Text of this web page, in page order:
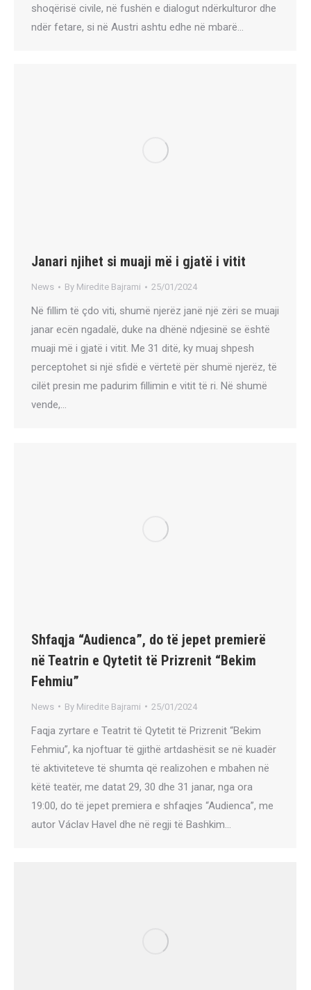
shoqërisë civile, në fushën e dialogut ndërkulturor dhe
ndër fetare, si në Austri ashtu edhe në mbarë…
Janari njihet si muaji më i gjatë i vitit
News By Miredite Bajrami 25/01/2024
Në fillim të çdo viti, shumë njerëz janë një zëri se muaji
janar ecën ngadalë, duke na dhënë ndjesinë se është
muaji më i gjatë i vitit. Me 31 ditë, ky muaj shpesh
perceptohet si një sfidë e vërtetë për shumë njerëz, të
cilët presin me padurim fillimin e vitit të ri. Në shumë
vende,…
Shfaqja “Audienca”, do të jepet premierë
në Teatrin e Qytetit të Prizrenit “Bekim
Fehmiu”
News By Miredite Bajrami 25/01/2024
Faqja zyrtare e Teatrit të Qytetit të Prizrenit “Bekim
Fehmiu”, ka njoftuar të gjithë artdashësit se në kuadër
të aktiviteteve të shumta që realizohen e mbahen në
këtë teatër, me datat 29, 30 dhe 31 janar, nga ora
19:00, do të jepet premiera e shfaqjes “Audienca”, me
autor Václav Havel dhe në regji të Bashkim…